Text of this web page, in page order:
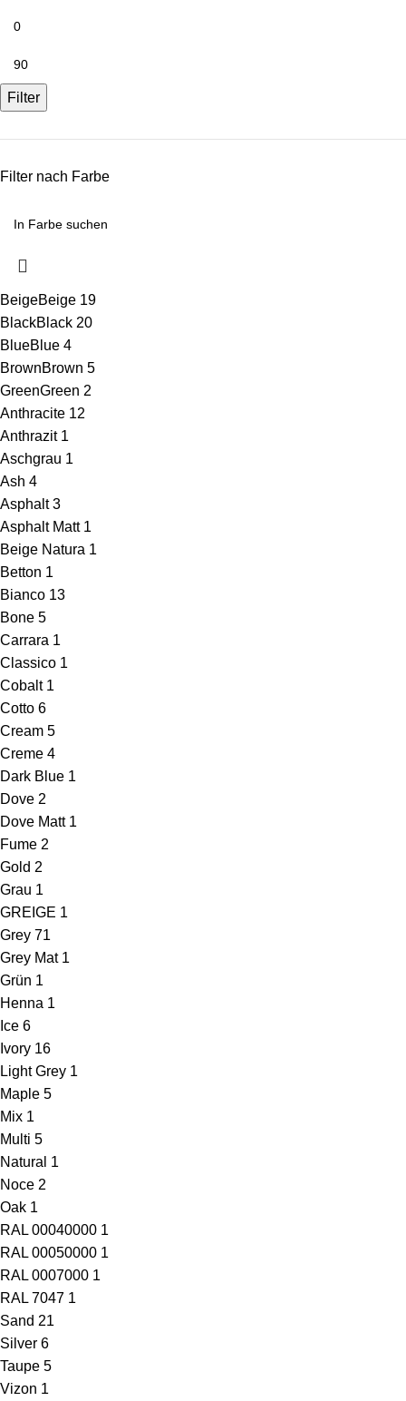
Filter
Filter nach Farbe
BeigeBeige 19
BlackBlack 20
BlueBlue 4
BrownBrown 5
GreenGreen 2
Anthracite 12
Anthrazit 1
Aschgrau 1
Ash 4
Asphalt 3
Asphalt Matt 1
Beige Natura 1
Betton 1
Bianco 13
Bone 5
Carrara 1
Classico 1
Cobalt 1
Cotto 6
Cream 5
Creme 4
Dark Blue 1
Dove 2
Dove Matt 1
Fume 2
Gold 2
Grau 1
GREIGE 1
Grey 71
Grey Mat 1
Grün 1
Henna 1
Ice 6
Ivory 16
Light Grey 1
Maple 5
Mix 1
Multi 5
Natural 1
Noce 2
Oak 1
RAL 00040000 1
RAL 00050000 1
RAL 0007000 1
RAL 7047 1
Sand 21
Silver 6
Taupe 5
Vizon 1